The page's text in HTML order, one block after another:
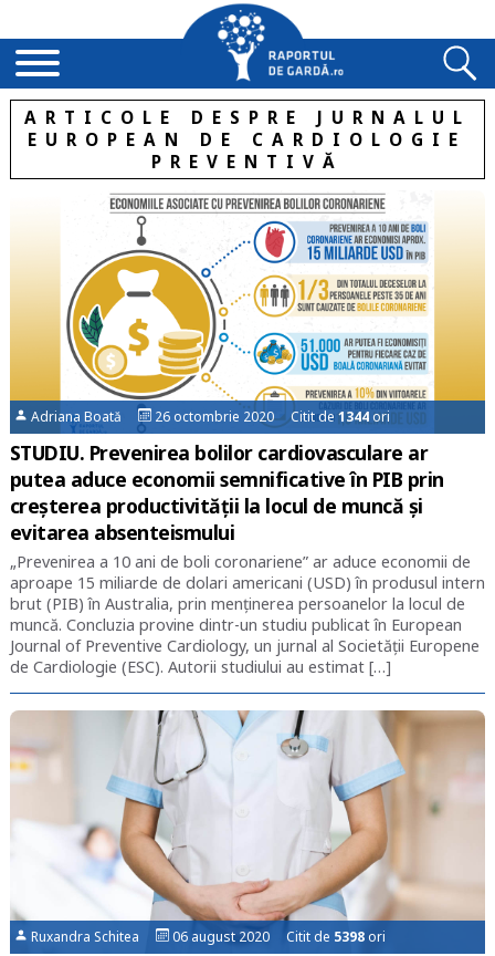
ARTICOLE DESPRE JURNALUL
EUROPEAN DE CARDIOLOGIE
PREVENTIVĂ
Adriana Boată 26 octombrie 2020 Citit de1344ori
STUDIU. Prevenirea bolilor cardiovasculare ar
putea aduce economii semnificative în PIB prin
creșterea productivității la locul de muncă și
evitarea absenteismului
„Prevenirea a 10 ani de boli coronariene” ar aduce economii de
aproape 15 miliarde de dolari americani (USD) în produsul intern
brut (PIB) în Australia, prin menținerea persoanelor la locul de
muncă. Concluzia provine dintr-un studiu publicat în European
Journal of Preventive Cardiology, un jurnal al Societății Europene
de Cardiologie (ESC). Autorii studiului au estimat […]
Ruxandra Schitea 06 august 2020 Citit de 5398ori